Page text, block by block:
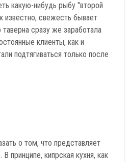
какую-нибудь рыбу "второй
известно, свежесть бывает
таверна сразу же заработала
клиенты, как и
подтягиваться только после
о том, что представляет
принципе, кипрская кухня, как